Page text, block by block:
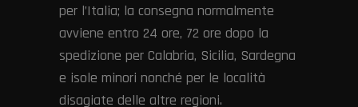
per l’Italia; la consegna normalmente
avviene entro 24 ore, 72 ore dopo la
spedizione per Calabria, Sicilia, Sardegna
e isole minori nonché per le località
disagiate delle altre regioni.